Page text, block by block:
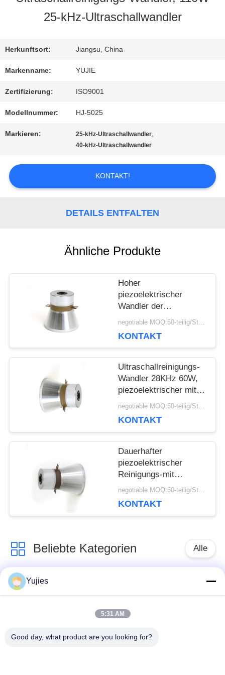
QUALITÄTSKONTROLLE
TRETEN
SIE
MIT
UNS
VERBINDUNG
FORDERN
SITEMAP
PRIVACY
POLICY
25-kHz-Ultraschallwandler
Herkunftsort: Jiangsu, China
Markenname: YUJIE
Zertifizierung: ISO9001
Modellnummer: HJ-5025
Markieren: 25-kHz-Ultraschallwandler,
40-kHz-Ultraschallwandler
KONTAKT!
DETAILS ENTFALTEN
Ähnliche Produkte
Hoher
piezoelektrischer
Wandler der
Zuverlässigkeits-PZT
Ultraschallreinigungs-
negotiable MOQ:50-teilig/Stücke
KONTAKT
Ultraschallreinigungs-
Wandler 28KHz 60W,
piezoelektrischer mit
Ultraschallwandler
negotiable MOQ:50-teilig/Stücke
KONTAKT
Dauerhafter
piezoelektrischer
Reinigungs-mit
Ultraschallwandler-
negotiable MOQ:50-teilig/Stücke
KONTAKT
Beliebte Kategorien Alle
PZT-
Ultraschallwandler
Ultraschallwandler
Ultraschallreinigungswandler
Ultraschallniveauschalter
Yujies
5:31 AM
Good day, what product are you looking for?